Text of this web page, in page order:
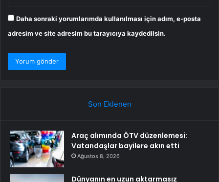
Daha sonraki yorumlarımda kullanılması için adım, e-posta
adresim ve site adresim bu tarayıcıya kaydedilsin.
Son Eklenen
Araç alımında ÖTV düzenlemesi:
Vatandaşlar bayilere akın etti
Ağustos 8, 2026
Dünyanın en uzun aktarmasız